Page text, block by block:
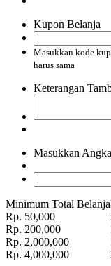
Kupon Belanja
Masukkan kode
harus sama
Keterangan
Masukkan
Minimum Total Belanja
Rp. 50,000
Rp. 200,000
Rp. 2,000,000
Rp. 4,000,000